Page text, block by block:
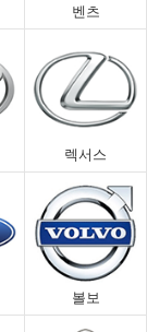
벤츠
렉서스
볼보